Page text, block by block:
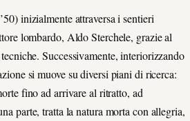
inizialmente attraversa i sentieri
lombardo, Aldo Sterchele, grazie al
Successivamente, interiorizzando
si muove su diversi piani di ricerca:
fino ad arrivare al ritratto, ad
parte, tratta la natura morta con allegria,